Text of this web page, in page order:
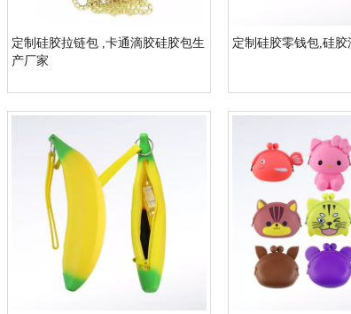
定制硅胶拉链包 ,卡通滴胶硅胶包生
产厂家
定制硅胶零钱包,硅胶